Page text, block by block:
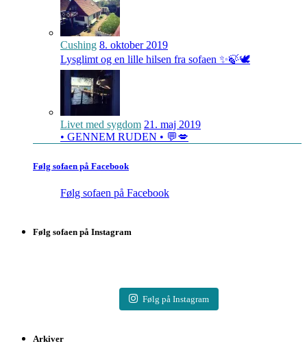
Cushing 8. oktober 2019
Lysglimt og en lille hilsen fra sofaen ✨🍃🕊
Livet med sygdom 21. maj 2019
• GENNEM RUDEN • 💬💋
Følg sofaen på Facebook
Følg sofaen på Facebook
Følg sofaen på Instagram
Følg på Instagram
Arkiver